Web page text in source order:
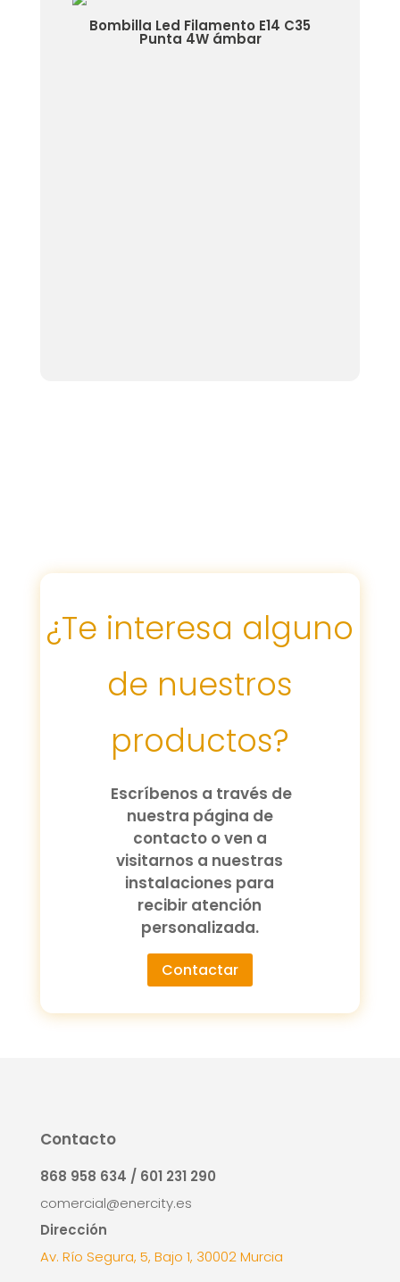
Bombilla Led Filamento E14 C35
Punta 4W ámbar
¿Te interesa alguno
de nuestros
productos?
Escríbenos a través de
nuestra página de
contacto o ven a
visitarnos a nuestras
instalaciones para
recibir atención
personalizada.
Contactar
Contacto
868 958 634 / 601 231 290
comercial@enercity.es
Dirección
Av. Río Segura, 5, Bajo 1, 30002 Murcia